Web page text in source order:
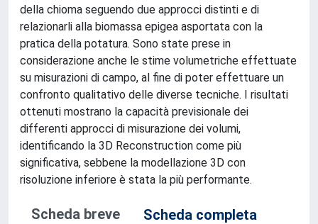
della chioma seguendo due approcci distinti e di
relazionarli alla biomassa epigea asportata con la
pratica della potatura. Sono state prese in
considerazione anche le stime volumetriche effettuate
su misurazioni di campo, al fine di poter effettuare un
confronto qualitativo delle diverse tecniche. I risultati
ottenuti mostrano la capacità previsionale dei
differenti approcci di misurazione dei volumi,
identificando la 3D Reconstruction come più
significativa, sebbene la modellazione 3D con
risoluzione inferiore è stata la più performante.
Scheda breve
Scheda completa